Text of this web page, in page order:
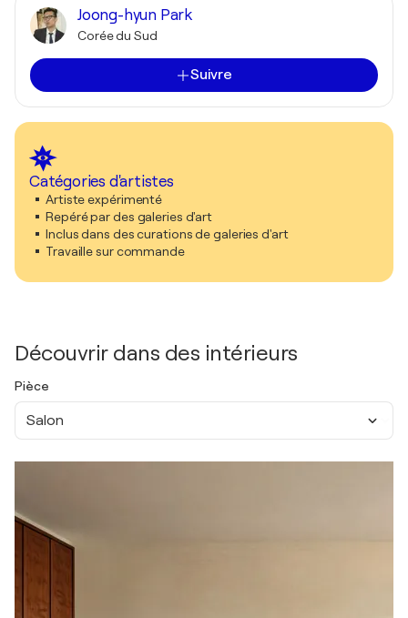
Joong-hyun Park
Corée du Sud
Suivre
Catégories d'artistes
Artiste expérimenté
Repéré par des galeries d'art
Inclus dans des curations de galeries d'art
Travaille sur commande
Découvrir dans des intérieurs
Pièce
Salon